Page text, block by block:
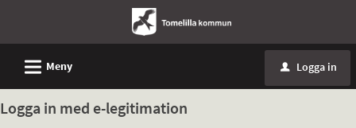
L Meny u Logga in
Logga in med e-legitimation